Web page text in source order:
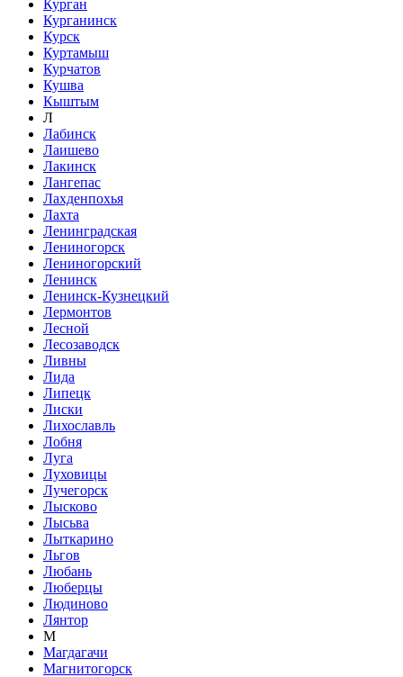
Курган
Курганинск
Курск
Куртамыш
Курчатов
Кушва
Кыштым
Л
Лабинск
Лаишево
Лакинск
Лангепас
Лахденпохья
Лахта
Ленинградская
Лениногорск
Лениногорский
Ленинск
Ленинск-Кузнецкий
Лермонтов
Лесной
Лесозаводск
Ливны
Лида
Липецк
Лиски
Лихославль
Лобня
Луга
Луховицы
Лучегорск
Лысково
Лысьва
Лыткарино
Льгов
Любань
Люберцы
Людиново
Лянтор
М
Магдагачи
Магнитогорск